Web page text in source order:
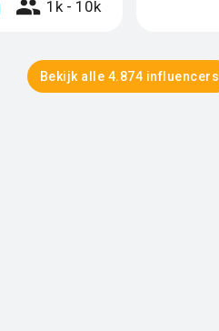
1k - 10k
Bekijk alle 4.874 influencers